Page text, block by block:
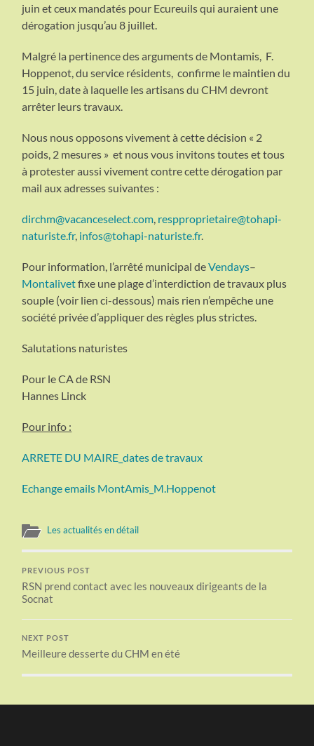
juin et ceux mandatés pour Ecureuils qui auraient une
dérogation jusqu’au 8 juillet.
Malgré la pertinence des arguments de Montamis, F.
Hoppenot, du service résidents, confirme le maintien du
15 juin, date à laquelle les artisans du CHM devront
arrêter leurs travaux.
Nous nous opposons vivement à cette décision « 2
poids, 2 mesures » et nous vous invitons toutes et tous
à protester aussi vivement contre cette dérogation par
mail aux adresses suivantes :
dirchm@vacanceselect.com respproprietaire@tohapi-
naturiste.fr, infos@tohapi-naturiste.fr.
Pour information, l’arrêté municipal deVendays–
Montalivetfixe une plage d’interdiction de travaux plus
souple (voir lien ci-dessous) mais rien n’empêche une
société privée d’appliquer des règles plus strictes.
Salutations naturistes
Pour le CA de RSN
Hannes Linck
Pour info :
ARRETE DU MAIRE_dates de travaux
Echange emails MontAmis_M.Hoppenot
Les actualités en détail
PREVIOUS POST
RSN prend contact avec les nouveaux dirigeants de la
Socnat
NEXT POST
Meilleure desserte du CHM en été